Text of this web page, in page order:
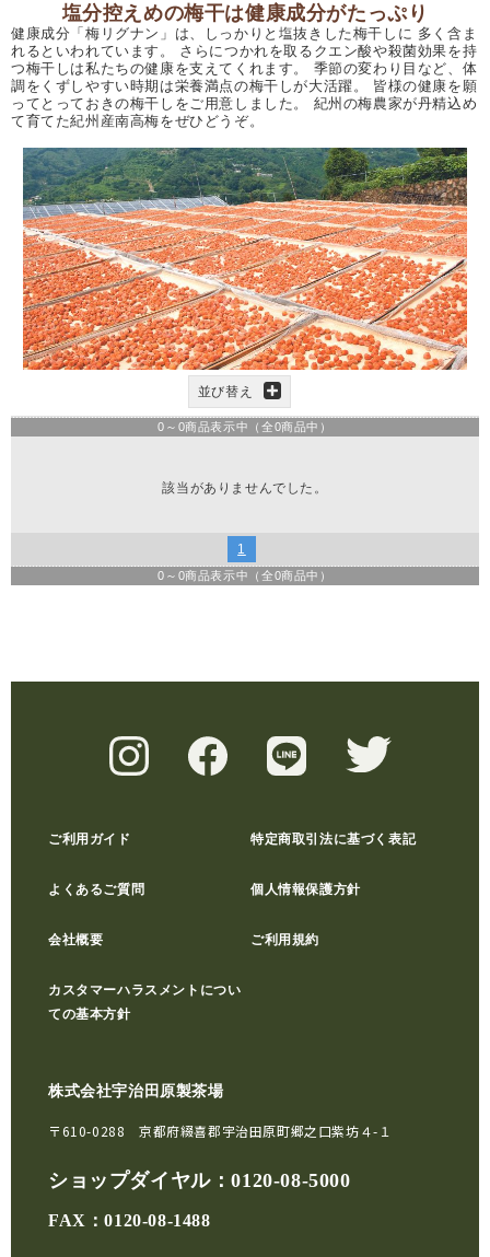
塩分控えめの梅干は健康成分がたっぷり
健康成分「梅リグナン」は、しっかりと塩抜きした梅干しに 多く含ま
れるといわれています。 さらにつかれを取るクエン酸や殺菌効果を持
つ梅干しは私たちの健康を支えてくれます。 季節の変わり目など、体
調をくずしやすい時期は栄養満点の梅干しが大活躍。 皆様の健康を願
ってとっておきの梅干しをご用意しました。 紀州の梅農家が丹精込め
て育てた紀州産南高梅をぜひどうぞ。
並び替え
0 ～ 0商品表示中（全0商品中）
該当がありませんでした。
1
0 ～ 0商品表示中（全0商品中）
ご利用ガイド 特定商取引法に基づく表記
よくあるご質問 個人情報保護方針
会社概要 ご利用規約
カスタマーハラスメントについ
ての基本方針
株式会社宇治田原製茶場
〒610-0288 京都府綴喜郡宇治田原町郷之口紫坊４-１
ショップダイヤル：0120-08-5000
FAX：0120-08-1488